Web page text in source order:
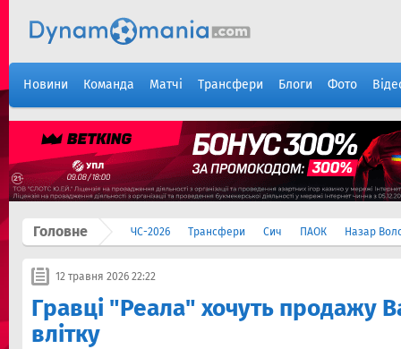
Новини Команда Матчі Трансфери Блоги Фото
Головне ЧС-2026 Трансфери Сич ПАОК Назар
12 травня 2026 22:22
Гравці "Реала" хочуть продажу
влітку